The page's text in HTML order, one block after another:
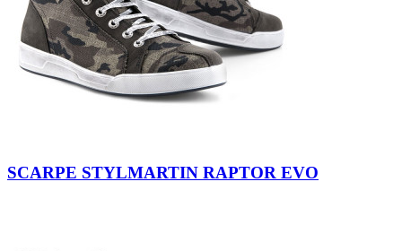
SCARPE STYLMARTIN RAPTOR EVO